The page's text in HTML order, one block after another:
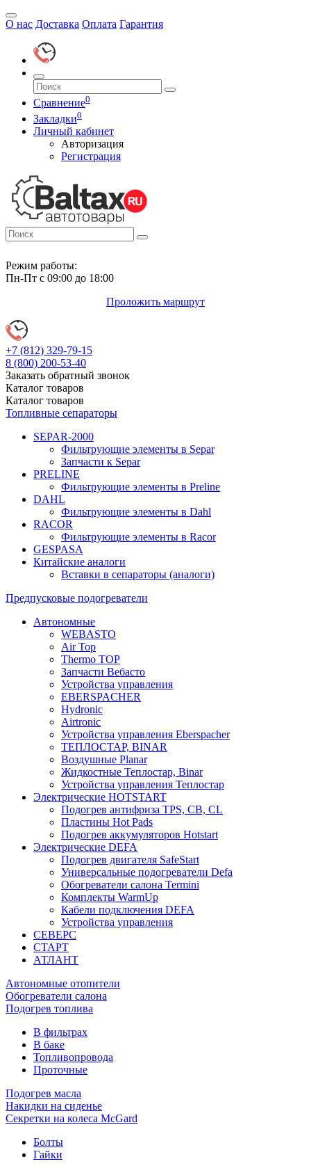
О нас Доставка Оплата Гарантия
Сравнение0
Закладки0
Личный кабинет
Авторизация
Регистрация
Режим работы:
Пн-Пт с 09:00 до 18:00
Проложить маршрут
+7 (812) 329-79-15
8 (800) 200-53-40
Заказать обратный звонок
Каталог товаров
Каталог товаров
Топливные сепараторы
SEPAR-2000
Фильтрующие элементы в Separ
Запчасти к Separ
PRELINE
Фильтрующие элементы в Preline
DAHL
Фильтрующие элементы в Dahl
RACOR
Фильтрующие элементы в Racor
GESPASA
Китайские аналоги
Вставки в сепараторы (аналоги)
Предпусковые подогреватели
Автономные
WEBASTO
Air Top
Thermo TOP
Запчасти Вебасто
Устройства управления
EBERSPACHER
Hydronic
Airtronic
Устройства управления Eberspacher
ТЕПЛОСТАР, BINAR
Воздушные Planar
Жидкостные Теплостар, Binar
Устройства управления Теплостар
Электрические HOTSTART
Подогрев антифриза TPS, CB, CL
Пластины Hot Pads
Подогрев аккумуляторов Hotstart
Электрические DEFA
Подогрев двигателя SafeStart
Универсальные подогреватели Defa
Обогреватели салона Termini
Комплекты WarmUp
Кабели подключения DEFA
Устройства управления
СЕВЕРС
СТАРТ
АТЛАНТ
Автономные отопители
Обогреватели салона
Подогрев топлива
В фильтрах
В баке
Топливопровода
Проточные
Подогрев масла
Накидки на сиденье
Секретки на колеса McGard
Болты
Гайки